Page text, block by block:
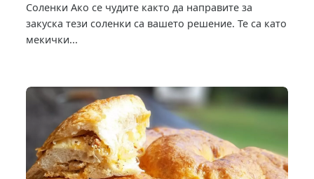
Соленки Ако се чудите както да направите за
закуска тези соленки са вашето решение. Те са като
мекички...